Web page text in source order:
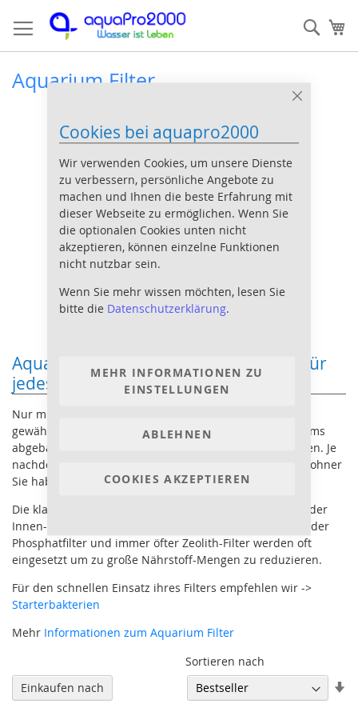
Close
Cookies bei aquapro2000
Wir verwenden Cookies, um unsere Dienste
zu verbessern, persönliche Angebote zu
machen und Ihnen die beste Erfahrung mit
dieser Webseite zu ermöglichen. Wenn Sie
die optionalen Cookies unten nicht
akzeptieren, können einzelne Funktionen
nicht nutzbar sein.
Wenn Sie mehr wissen möchten, lesen Sie
bitte die Datenschutzerklärung.
COOKIES AKZEPTIEREN
MEHR INFORMATIONEN ZU
EINSTELLUNGEN
ABLEHNEN
zum
Aquarium Filter
Aquarium Filter - Der richtige Lösung für
jedes Aquarium
Nur mit der richtigen Filtertechnik ist in der Aquaristik
gewährleistet, dass Schadstoffe im Wasser des Aquariums
abgebaut oder aus dem Wasserkreislauf entfernt werden. Je
nachdem, was für ein Becken und welche Aquarienbewohner
Sie haben, kommen verschiedene Filterarten in Frage.
Die klassische Filteranlage der Süßwasseraquaristik ist der
Innen- und der Außenfilter. Spezielle Filter wie Nitrat- oder
Phosphatfilter und immer öfter Zeolith-Filter werden oft
eingesetzt um zu große Nährstoff-Mengen zu reduzieren.
Für den schnellen Einsatz ihres Filters empfehlen wir ->
Starterbakterien
Mehr Informationen zum Aquarium Filter
Sortieren nach
Einkaufen nach